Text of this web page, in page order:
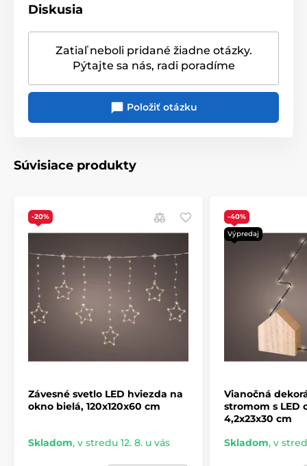
Diskusia
Zatiaľ neboli pridané žiadne otázky.
Pýtajte sa nás, radi poradíme
Položiť otázku
Súvisiace produkty
-20%
Závesné svetlo LED hviezda na
okno bielá, 120x120x60 cm
Skladom, v stredu 12. 8. u vás
-40%
Výpredaj
Vianočná
stromom s LED
4,2x23x30 cm
Skladom, v